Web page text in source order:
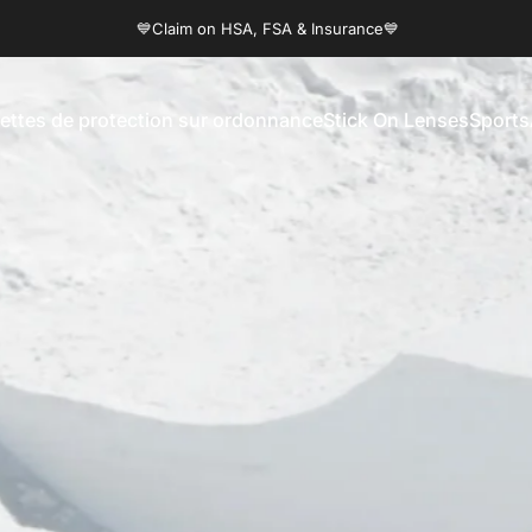
💙Claim on HSA, FSA & Insurance💙
de protection sur ordonnanceStick On Lenses
Stick On Lenses
Sports
Sports